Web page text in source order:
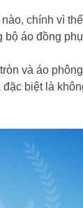
chính vì
áo đồng
và áo
biệt là